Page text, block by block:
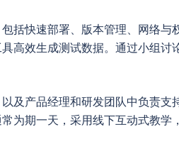
括快速部署、版本管理、网络与
高效生成测试数据。通过小组讨
及产品经理和研发团队中负责支
为期一天，采用线下互动式教学